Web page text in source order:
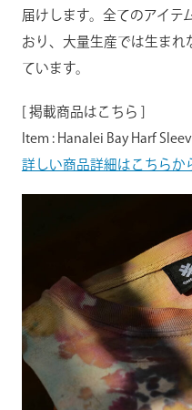
届けします。全てのアイテ
おり、大量生産では生まれ
ています。
[ 掲載商品はこちら ]
Item : Hanalei Bay Harf
詳しい商品詳細はこちら